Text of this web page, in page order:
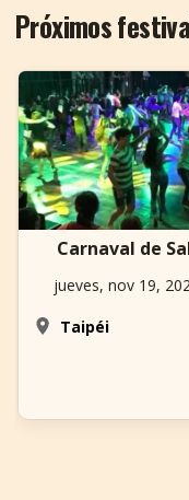
Próximos
Carnaval de
jueves, nov 19,
Taipéi